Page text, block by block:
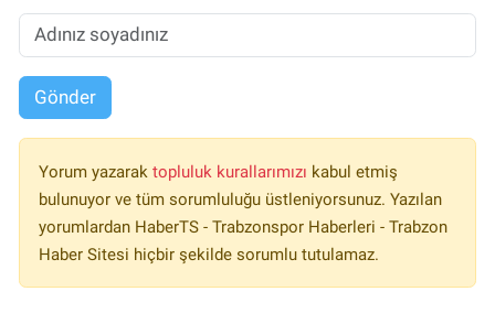
Gönder
Yorum yazarak topluluk kurallarımızı kabul etmiş
bulunuyor ve tüm sorumluluğu üstleniyorsunuz. Yazılan
yorumlardan HaberTS - Trabzonspor Haberleri - Trabzon
Haber Sitesi hiçbir şekilde sorumlu tutulamaz.